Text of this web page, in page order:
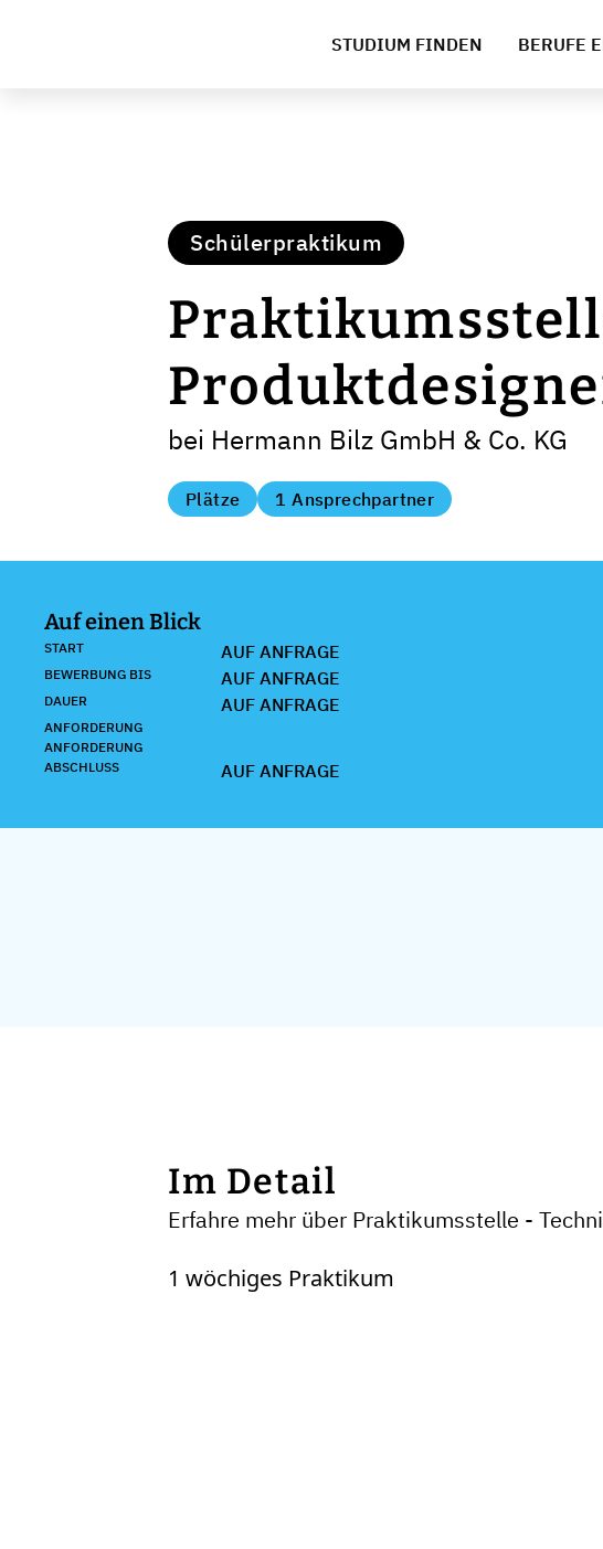
STUDIUM FINDEN BERUFE
Schülerpraktikum
bei Hermann Bilz GmbH & Co. KG
Plätze 1 Ansprechpartner
Auf einen Blick
START AUF ANFRAGE
BEWERBUNG BIS AUF ANFRAGE
DAUER AUF ANFRAGE
ANFORDERUNG
ANFORDERUNG
ABSCHLUSS
AUF ANFRAGE
Im Detail
Erfahre mehr über Praktikumsstelle -
1 wöchiges Praktikum